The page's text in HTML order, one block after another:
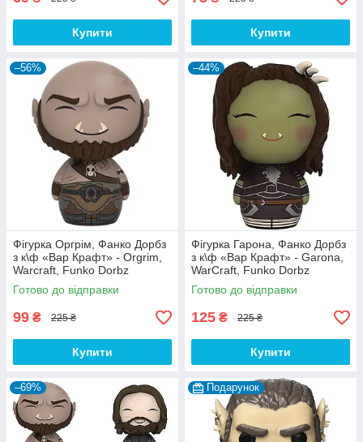
Купити Купити
–56%
Фігурка Оргрім, Фанко Дорбз
з к\ф «Вар Крафт» - Orgrim,
Warcraft, Funko Dorbz
Готово до відправки
99 ₴ 225 ₴
Купити
–44%
Фігурка Гарона, Фанко Дорбз
з к\ф «Вар Крафт» - Garona,
WarCraft, Funko Dorbz
Готово до відправки
125 ₴ 225 ₴
Купити
–69% Подарунок